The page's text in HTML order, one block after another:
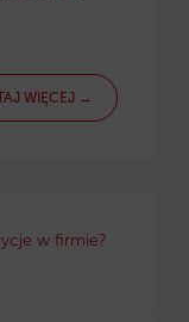
WIĘCEJ →
w firmie?